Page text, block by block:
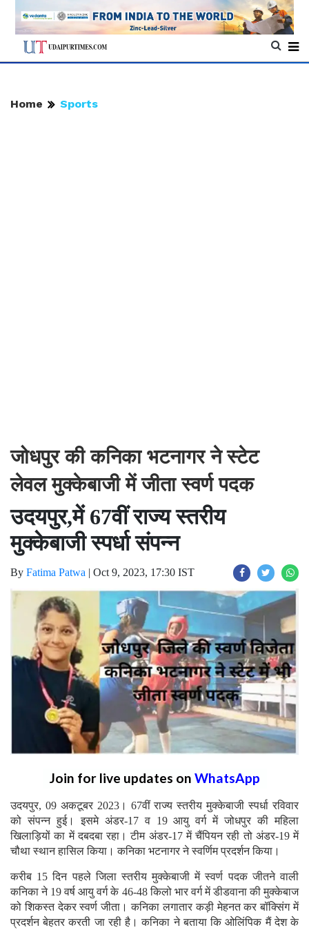
Home Sports
जोधपुर की कनिका भटनागर ने स्टेट
लेवल मुक्केबाजी में जीता स्वर्ण पदक
उदयपुर,में 67वीं राज्य स्तरीय
मुक्केबाजी स्पर्धा संपन्न
By Fatima Patwa | Oct 9, 2023, 17:30 IST
Join for live updates on WhatsApp
उदयपुर, 09 अकटूबर 2023। 67वीं राज्य स्तरीय मुक्केबाजी स्पर्धा रविवार
को संपन्न हुई। इसमे अंडर-17 व 19 आयु वर्ग में जोधपुर की महिला
खिलाड़ियों का में दबदबा रहा। टीम अंडर-17 में चैंपियन रही तो अंडर-19 में
चौथा स्थान हासिल किया। कनिका भटनागर ने स्वर्णिम प्रदर्शन किया।
करीब 15 दिन पहले जिला स्तरीय मुक्केबाजी में स्वर्ण पदक जीतने वाली
कनिका ने 19 वर्ष आयु वर्ग के 46-48 किलो भार वर्ग में डीडवाना की मुक्केबाज
को शिकस्त देकर स्वर्ण जीता। कनिका लगातार कड़ी मेहनत कर बॉक्सिंग में
प्रदर्शन बेहतर करती जा रही है। कनिका ने बताया कि ओलिंपिक मैं देश के